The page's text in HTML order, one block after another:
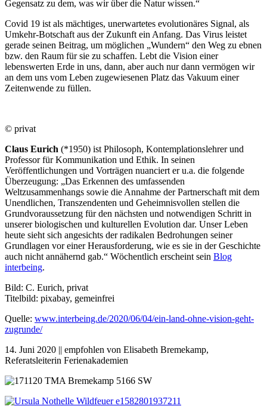
Gegensatz zu dem, was wir über die Natur wissen.“
Covid 19 ist als mächtiges, unerwartetes evolutionäres Signal, als
Umkehr-Botschaft aus der Zukunft ein Anfang. Das Virus leistet
gerade seinen Beitrag, um möglichen „Wundern“ den Weg zu ebnen
bzw. den Raum für sie zu schaffen. Lebt die Vision einer
lebenswerten Erde in uns, dann, aber auch nur dann vermögen wir
an dem uns vom Leben zugewiesenen Platz das Vakuum einer
Zeitenwende zu füllen.
© privat
Claus Eurich (*1950) ist Philosoph, Kontemplationslehrer und
Professor für Kommunikation und Ethik. In seinen
Veröffentlichungen und Vorträgen nuanciert er u.a. die folgende
Überzeugung: „Das Erkennen des umfassenden
Weltzusammenhangs sowie die Annahme der Partnerschaft mit dem
Unendlichen, Transzendenten und Geheimnisvollen stellen die
Grundvoraussetzung für den nächsten und notwendigen Schritt in
unserer biologischen und kulturellen Evolution dar. Unser Leben
heute sieht sich angesichts der radikalen Bedrohungen seiner
Grundlagen vor einer Herausforderung, wie es sie in der Geschichte
auch nicht annähernd gab.“ Wöchentlich erscheint sein Blog
interbeing.
Bild: C. Eurich, privat
Titelbild: pixabay, gemeinfrei
Quelle: www.interbeing.de/2020/06/04/ein-land-ohne-vision-geht-
zugrunde/
14. Juni 2020 || empfohlen von Elisabeth Bremekamp,
Referatsleiterin Ferienakademien